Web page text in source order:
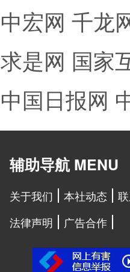
中宏网 千龙
求是网 国家
中国日报网
辅助导航 MENU
关于我们 本社动态
法律声明
广告合作